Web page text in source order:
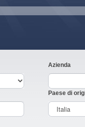
Azienda
Paese di